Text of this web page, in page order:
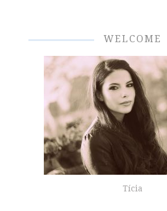
WELCOME
Tícia